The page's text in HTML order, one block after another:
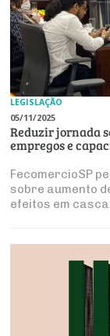
LEGISLAÇÃO
05/11/2025
Reduzir jornada
empregos e
FecomercioSP
sobre aumento
efeitos em